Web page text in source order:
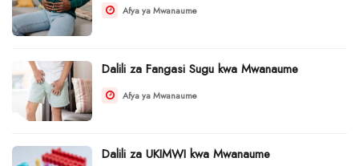
Afya ya Mwanaume
Dalili za Fangasi Sugu kwa Mwanaume
Afya ya Mwanaume
Dalili za UKIMWI kwa Mwanaume